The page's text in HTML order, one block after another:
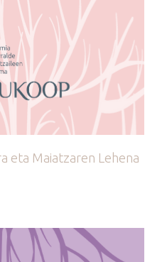
eta Maiatzaren Lehena